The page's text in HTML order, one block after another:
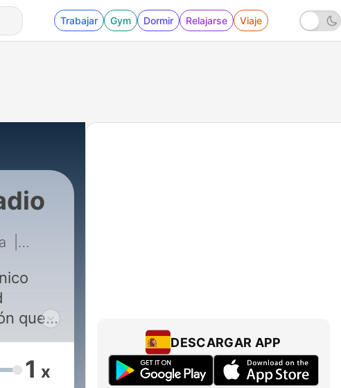
Trabajar Gym Dormir Relajarse Viaje
427 - Protegidos Radio (26/02/2019)
que a
a sus
1 x
DESCARGAR APP